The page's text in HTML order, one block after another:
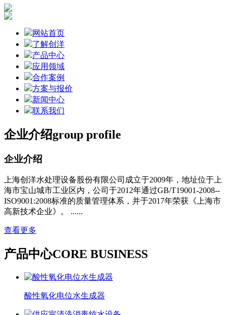
网站首页
了解创洋
产品中心
应用领域
合作案例
方案与报价
新闻中心
联系我们
企业介绍group profile
企业介绍
上海创洋水处理设备股份有限公司成立于2009年，地址位于上
海市宝山城市工业区内，公司于2012年通过GB/T19001-2008--
ISO9001:2008标准的质量管理体系，并于2017年荣获《上海市
高新技术企业》。 ......
查看更多
产品中心CORE BUSINESS
酸性氧化电位水生成器